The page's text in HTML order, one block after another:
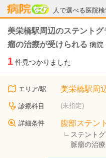
人で選べる医院
病院なび
美栄橋駅周辺のステント
瘤の治療が受けられる 病院
1 件見つかりました
エリア/駅 美栄橋駅周
診療科目 (未指定)
詳細条件 腹部ステン
ステント
脈瘤の治